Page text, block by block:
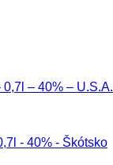
– 40% – U.S.A.